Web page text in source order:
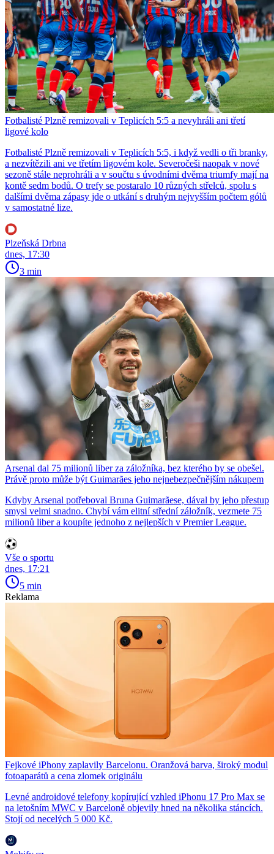
Fotbalisté Plzně remizovali v Teplicích 5:5 a nevyhráli ani třetí
ligové kolo
Fotbalisté Plzně remizovali v Teplicích 5:5, i když vedli o tři branky,
a nezvítězili ani ve třetím ligovém kole. Severočeši naopak v nové
sezoně stále neprohráli a v součtu s úvodními dvěma triumfy mají na
kontě sedm bodů. O trefy se postaralo 10 různých střelců, spolu s
dalšími dvěma zápasy jde o utkání s druhým nejvyšším počtem gólů
v samostatné lize.
Plzeňská Drbna
dnes, 17:30
3 min
Arsenal dal 75 milionů liber za záložníka, bez kterého by se obešel.
Právě proto může být Guimarães jeho nejnebezpečnějším nákupem
Kdyby Arsenal potřeboval Bruna Guimarãese, dával by jeho přestup
smysl velmi snadno. Chybí vám elitní střední záložník, vezmete 75
milionů liber a koupíte jednoho z nejlepších v Premier League.
Vše o sportu
dnes, 17:21
5 min
Reklama
Fejkové iPhony zaplavily Barcelonu. Oranžová barva, široký modul
fotoaparátů a cena zlomek originálu
Levné androidové telefony kopírující vzhled iPhonu 17 Pro Max se
na letošním MWC v Barceloně objevily hned na několika stáncích.
Stojí od necelých 5 000 Kč.